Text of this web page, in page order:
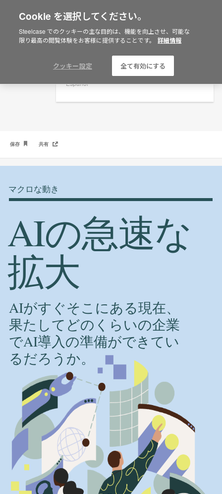
Are you in United States?
Would you like to see Products we sell in
Americas
Español
AIの急速な拡大
保存 共有
マクロな動き
AIの急速な
拡大
AIがすぐそこにある現在、
果たしてどのくらいの企業
でAI導入の準備ができてい
るだろうか。
Cookie を選択してください。
Steelcase でのクッキーの主な目的は、機能を向上させ、可能な
限り最高の閲覧体験をお客様に提供することです。
詳細情報
クッキー設定 全て有効にする